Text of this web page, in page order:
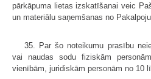
pārkāpuma lietas izskatīšanai veic
un materiālu saņemšanas no
35. Par šo noteikumu prasību
vai naudas sodu fiziskām
vienībām, juridiskām personām no 10